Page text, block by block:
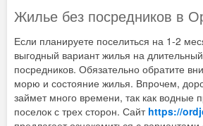
Жилье без посредников в
Если планируете поселиться на 1-2
выгодный вариант жилья на
посредников. Обязательно обратите
морю и состояние жилья. Впрочем,
займет много времени, так как водные
поселок с трех сторон. Сайт https://